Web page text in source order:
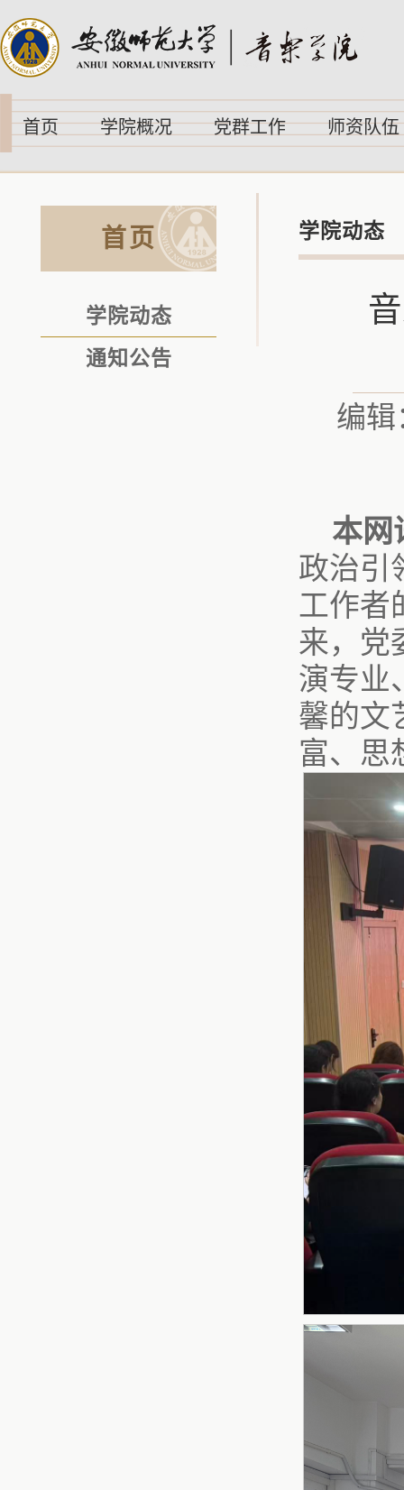
首页 学院概况 党群工作 师资队伍
首页
学院动态
通知公告
学院动态
编辑
本网
政治引
工作者
来，党
演专业
馨的文
富、思